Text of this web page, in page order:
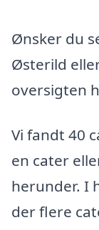
Ønsker du
Østerild
oversigten
Vi fandt 40
en cater
herunder. I
der flere